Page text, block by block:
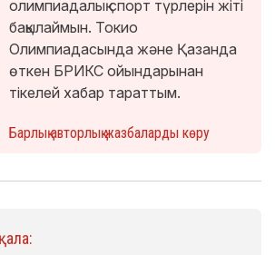
олимпиадалық спорт түрлерін жіті
бақылаймын. Токио
Олимпиадасында және Қазанда
өткен БРИКС ойындарынан
тікелей хабар тараттым.
Барлық авторлық жазбаларды көру